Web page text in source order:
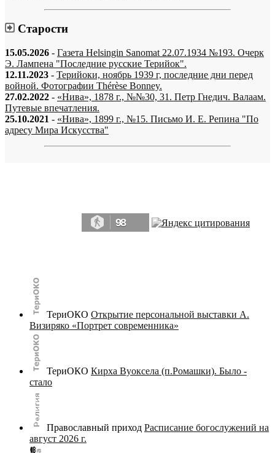
Старости
15.05.2026 - Газета Helsingin Sanomat 22.07.1934 №193. Очерк
Э. Лампена "Последние русские Терийок".
12.11.2023 - Терийоки, ноябрь 1939 г, последние дни перед
войной. Фотографии Thérèse Bonney.
27.02.2022 - «Нива», 1878 г., №№30, 31. Петр Гнедич. Валаам.
Путевые впечатления.
25.10.2021 - «Нива», 1899 г., №15. Письмо И. Е. Репина "По
адресу Мира Искусства"
98
ТериОКО Открытие персональной выставки А.
Визиряко «Портрет современника»
ТериОКО Кирха Вуоксела (п.Ромашки). Было -
стало
Православный приход Расписание богослужений на
август 2026 г.